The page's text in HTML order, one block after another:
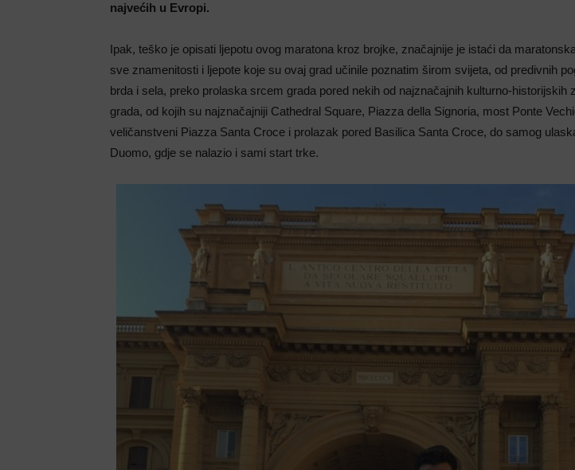
najvećih u Evropi.
Ipak, teško je opisati ljepotu ovog maratona kroz brojke, značajnije je istaći da
sve znamenitosti i ljepote koje su ovaj grad učinile poznatim širom svijeta, od predivnih
brda i sela, preko prolaska srcem grada pored nekih od najznačajnih kulturno-historijskih
grada, od kojih su najznačajniji Cathedral Square, Piazza della Signoria, most Ponte
veličanstveni Piazza Santa Croce i prolazak pored Basilica Santa Croce, do samog
Duomo, gdje se nalazio i sami start trke.